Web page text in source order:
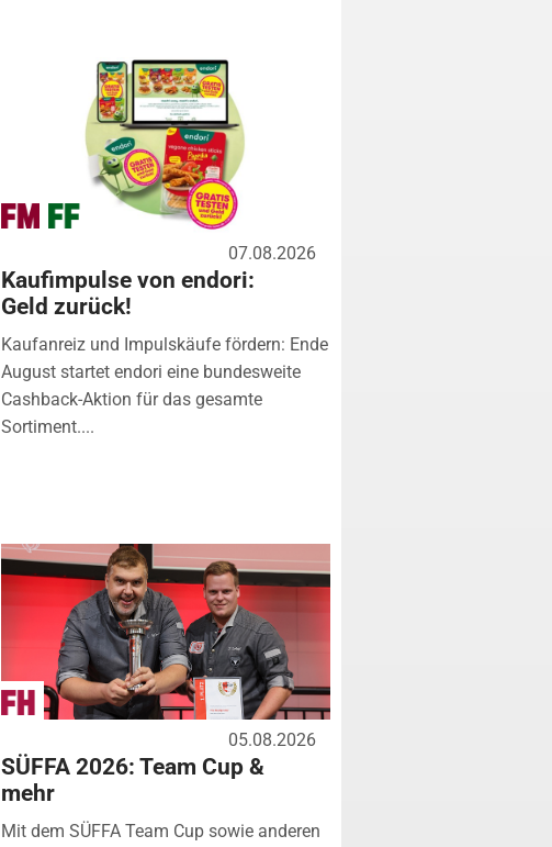
07.08.2026
Kaufimpulse von endori:
Geld zurück!
Kaufanreiz und Impulskäufe fördern: Ende
August startet endori eine bundesweite
Cashback-Aktion für das gesamte
Sortiment....
05.08.2026
SÜFFA 2026: Team Cup &
mehr
Mit dem SÜFFA Team Cup sowie anderen